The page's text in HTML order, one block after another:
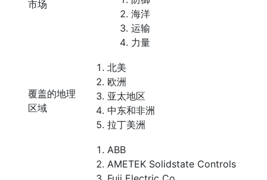
市场
海洋
运输
力量
覆盖的地理
区域
北美
欧洲
亚太地区
中东和非洲
拉丁美洲
ABB
AMETEK Solidstate Controls